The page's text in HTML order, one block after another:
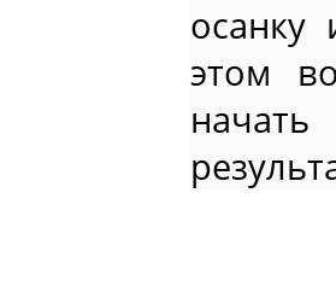
осанку
этом